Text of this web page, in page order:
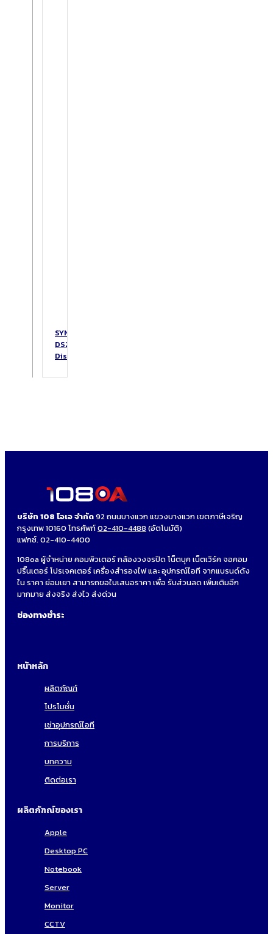
SYNOLOGY
DS223
DiskStation
บริษัท 108 โอเอ จำกัด92 ถนนบางแวก แขวงบางแวก เขตภาษีเจริญ
กรุงเทพ 10160 โทรศัพท์02-410-4488 (อัตโนมัติ)
แฟกซ์. 02-410-4400
108oa ผู้จำหน่าย คอมพิวเตอร์ กล้องวงจรปิด โน็ตบุค เน็ตเวิร์ค จอคอม
ปริ๊นเตอร์ โปรเจคเตอร์ เครื่องสำรองไฟ และ อุปกรณ์ไอที จากแบรนด์ดัง
ใน ราคา ย่อมเยา สามารถขอใบเสนอราคา เพื่อ รับส่วนลด เพิ่มเติมอีก
มากมาย ส่งจริง ส่งไว ส่งด่วน
ช่องทางชำระ
หน้าหลัก
ผลิตภัณฑ์
โปรโมชั่น
เช่าอุปกรณ์ไอที
การบริการ
บทความ
ติดต่อเรา
ผลิตภัฑณ์ของเรา
Apple
Desktop PC
Notebook
Server
Monitor
CCTV